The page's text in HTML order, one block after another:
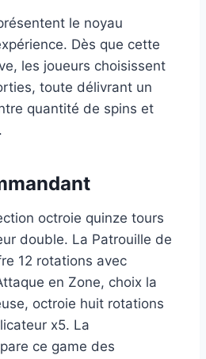
le noyau
Dès que cette
les joueurs choisissent
toute délivrant un
quantité de spins et
octroie quinze tours
double. La Patrouille de
12 rotations avec
en Zone, choix la
octroie huit rotations
x5. La
ce game des